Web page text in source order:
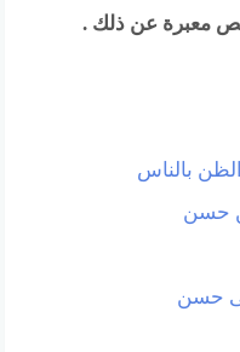
معبرة عن ذلك .
بالناس
حسن
حسن